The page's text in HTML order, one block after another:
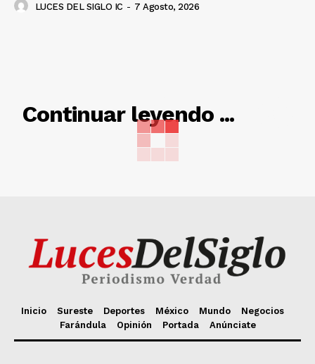
LUCES DEL SIGLO IC - 7 Agosto, 2026
Continuar leyendo ...
RELACIONADO
Inicio Sureste Deportes México Mundo
Negocios
Farándula
Opinión Portada Anúnciate